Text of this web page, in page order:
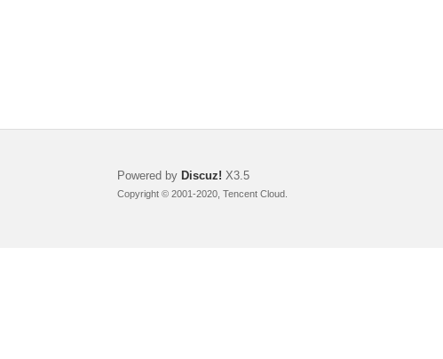
Powered by Discuz! X3.5
Copyright © 2001-2020, Tencent Cloud.